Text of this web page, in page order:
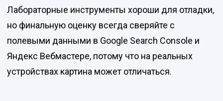
Лабораторные инструменты хороши для отладки,
но финальную оценку всегда сверяйте с
полевыми данными в Google Search Console и
Яндекс Вебмастере, потому что на реальных
устройствах картина может отличаться.